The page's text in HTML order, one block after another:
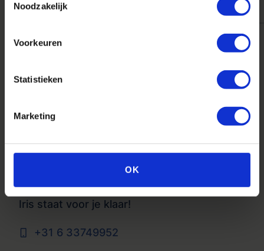
Noodzakelijk
Voorkeuren
Statistieken
Marketing
OK
Vragen?
Iris staat voor je klaar!
+31 6 33749952